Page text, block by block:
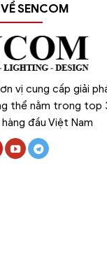
SENCOM
vị cung cấp giải
thể nằm trong top
đầu Việt Nam